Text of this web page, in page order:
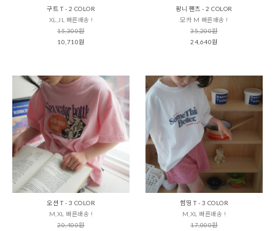
구트 T - 2 COLOR
XL,JL 빠른배송 !
15,300원
10,710원
팡니 팬츠 - 2 COLOR
모카 M 빠른배송 !
35,200원
24,640원
오션 T - 3 COLOR
M,XL 빠른배송 !
20,400원
썸띵 T - 3 COLOR
M,XL 빠른배송 !
17,000원